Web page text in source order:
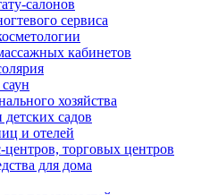
салонов
сервиса
кабинетов
хозяйства
детских садов
и отелей
центров, торговых центров
для дома